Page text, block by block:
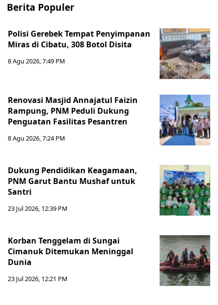
Berita Populer
Polisi Gerebek Tempat Penyimpanan
Miras di Cibatu, 308 Botol Disita
8 Agu 2026, 7:49 PM
Renovasi Masjid Annajatul Faizin
Rampung, PNM Peduli Dukung
Penguatan Fasilitas Pesantren
8 Agu 2026, 7:24 PM
Dukung Pendidikan Keagamaan,
PNM Garut Bantu Mushaf untuk
Santri
23 Jul 2026, 12:39 PM
Korban Tenggelam di Sungai
Cimanuk Ditemukan Meninggal
Dunia
23 Jul 2026, 12:21 PM